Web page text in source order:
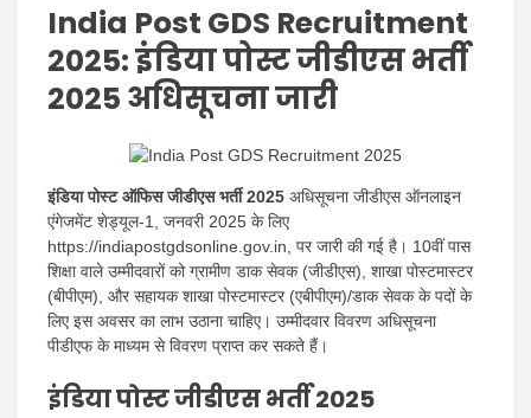
India Post GDS Recruitment
2025: इंडिया पोस्ट जीडीएस भर्ती
2025 अधिसूचना जारी
इंडिया पोस्ट ऑफिस जीडीएस भर्ती 2025 अधिसूचना जीडीएस ऑनलाइन
एंगेजमेंट शेड्यूल-1, जनवरी 2025 के लिए
https://indiapostgdsonline.gov.in, पर जारी की गई है। 10वीं पास
शिक्षा वाले उम्मीदवारों को ग्रामीण डाक सेवक (जीडीएस), शाखा पोस्टमास्टर
(बीपीएम), और सहायक शाखा पोस्टमास्टर (एबीपीएम)/डाक सेवक के पदों के
लिए इस अवसर का लाभ उठाना चाहिए। उम्मीदवार विवरण अधिसूचना
पीडीएफ के माध्यम से विवरण प्राप्त कर सकते हैं।
इंडिया पोस्ट जीडीएस भर्ती 2025